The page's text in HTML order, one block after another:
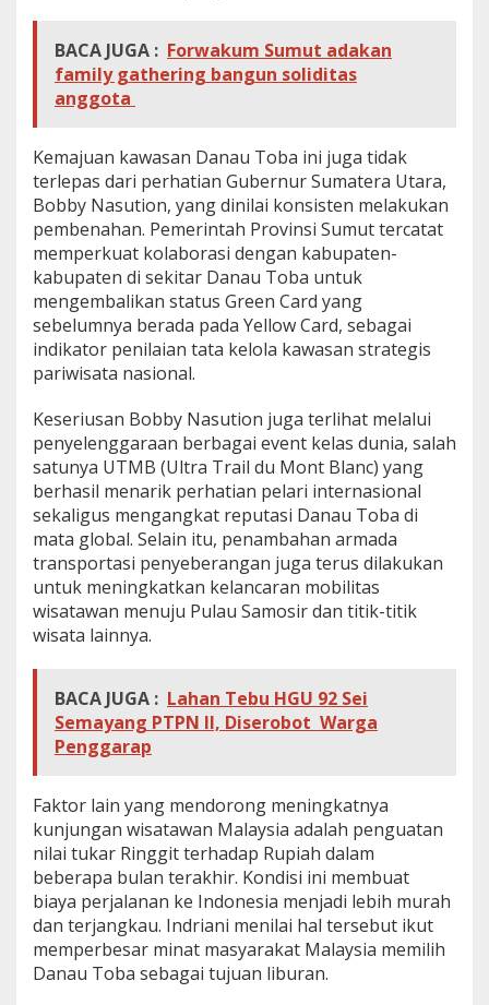
BACA JUGA : Forwakum Sumut adakan
family gathering bangun soliditas
anggota
Kemajuan kawasan Danau Toba ini juga tidak
terlepas dari perhatian Gubernur Sumatera Utara,
Bobby Nasution, yang dinilai konsisten melakukan
pembenahan. Pemerintah Provinsi Sumut tercatat
memperkuat kolaborasi dengan kabupaten-
kabupaten di sekitar Danau Toba untuk
mengembalikan status Green Card yang
sebelumnya berada pada Yellow Card, sebagai
indikator penilaian tata kelola kawasan strategis
pariwisata nasional.
Keseriusan Bobby Nasution juga terlihat melalui
penyelenggaraan berbagai event kelas dunia, salah
satunya UTMB (Ultra Trail du Mont Blanc) yang
berhasil menarik perhatian pelari internasional
sekaligus mengangkat reputasi Danau Toba di
mata global. Selain itu, penambahan armada
transportasi penyeberangan juga terus dilakukan
untuk meningkatkan kelancaran mobilitas
wisatawan menuju Pulau Samosir dan titik-titik
wisata lainnya.
BACA JUGA : Lahan Tebu HGU 92 Sei
Semayang PTPN II, Diserobot Warga
Penggarap
Faktor lain yang mendorong meningkatnya
kunjungan wisatawan Malaysia adalah penguatan
nilai tukar Ringgit terhadap Rupiah dalam
beberapa bulan terakhir. Kondisi ini membuat
biaya perjalanan ke Indonesia menjadi lebih murah
dan terjangkau. Indriani menilai hal tersebut ikut
memperbesar minat masyarakat Malaysia memilih
Danau Toba sebagai tujuan liburan.